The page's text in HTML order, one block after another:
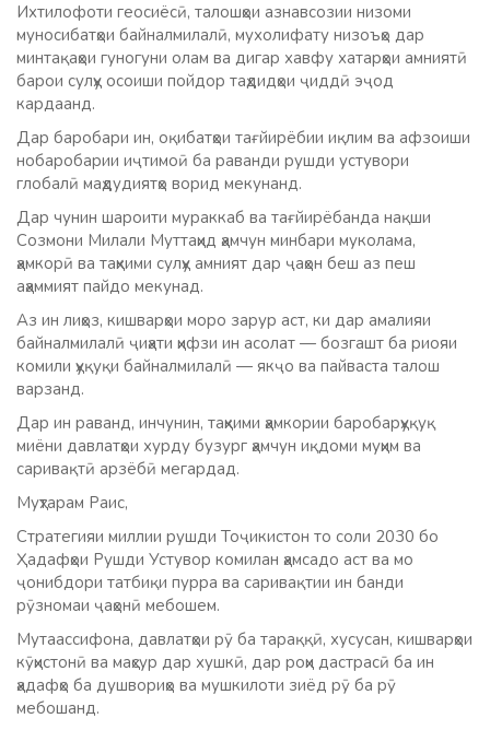
Ихтилофоти геосиёсӣ, талошҳои азнавсозии низоми
муносибатҳои байналмилалӣ, мухолифату низоъҳо дар
минтақаҳои гуногуни олам ва дигар хавфу хатарҳои амниятӣ
барои сулҳу осоиши пойдор таҳдидҳои ҷиддӣ эҷод
кардаанд.
Дар баробари ин, оқибатҳои тағйирёбии иқлим ва афзоиши
нобаробарии иҷтимоӣ ба раванди рушди устувори
глобалӣ маҳдудиятҳо ворид мекунанд.
Дар чунин шароити мураккаб ва тағйирёбанда нақши
Созмони Милали Муттаҳид ҳамчун минбари муколама,
ҳамкорӣ ва таҳкими сулҳу амният дар ҷаҳон беш аз пеш
аҳаммият пайдо мекунад.
Аз ин лиҳоз, кишварҳои моро зарур аст, ки дар амалияи
байналмилалӣ ҷиҳати ҳифзи ин асолат — бозгашт ба риояи
комили ҳуқуқи байналмилалӣ — якҷо ва пайваста талош
варзанд.
Дар ин раванд, инчунин, таҳкими ҳамкории баробарҳуқуқ
миёни давлатҳои хурду бузург ҳамчун иқдоми муҳим ва
саривақтӣ арзёбӣ мегардад.
Муҳтарам Раис,
Стратегияи миллии рушди Тоҷикистон то соли 2030 бо
Ҳадафҳои Рушди Устувор комилан ҳамсадо аст ва мо
ҷонибдори татбиқи пурра ва саривақтии ин банди
рӯзномаи ҷаҳонӣ мебошем.
Мутаассифона, давлатҳои рӯ ба тараққӣ, хусусан, кишварҳои
кӯҳистонӣ ва маҳсур дар хушкӣ, дар роҳи дастрасӣ ба ин
ҳадафҳо ба душвориҳо ва мушкилоти зиёд рӯ ба рӯ
мебошанд.